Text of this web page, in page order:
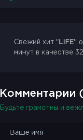
Свежий хит " LIFE"
минут в качестве
Комментарии
Будьте грамотны и